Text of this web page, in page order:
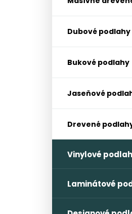
Dubové podlahy
Bukové podlahy
Jaseňové
Drevené podlahy
Vinylové
Laminátové